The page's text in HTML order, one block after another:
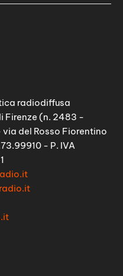
radiodiffusa
Firenze (n. 2483 -
del Rosso Fiorentino
- P. IVA